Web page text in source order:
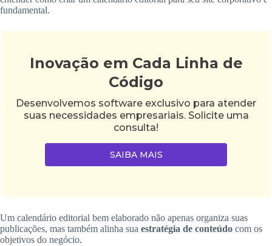
fundamental.
Inovação em Cada Linha de
Código
Desenvolvemos software exclusivo para atender
suas necessidades empresariais. Solicite uma
consulta!
SAIBA MAIS
Um calendário editorial bem elaborado não apenas organiza suas
publicações, mas também alinha sua estratégia de conteúdo com os
objetivos do negócio.